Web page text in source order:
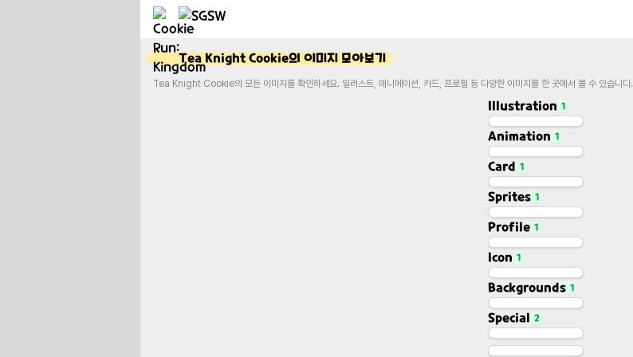
Tea Knight Cookie의 이미지 모아보기
Tea Knight Cookie의 모든 이미지를 확인하세요. 일러스트, 애니메이션, 카드, 프로필 등 다양한 이미지를 한 곳에서 볼 수 있습니다.
Illustration 1
Illustration
Illustration
Animation 1
Animation
Animation
Card 1
Card
Sprites 1
Base Sprite
Sprites
Profile 1
Profile
Profile
Icon 1
Icon
Icon
Backgrounds 1
Special 2